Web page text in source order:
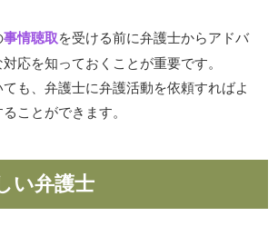
事情聴取を受ける前に弁護士からアドバ
応を知っておくことが重要です。
も、弁護士に弁護活動を依頼すればよ
ことができます。
い弁護士